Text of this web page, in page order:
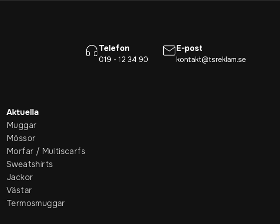
Telefon
019 - 12 34 90
E-post
kontakt@tsreklam.se
Aktuella
Muggar
Mössor
Morfar / Multiscarfs
Sweatshirts
Jackor
Västar
Termosmuggar